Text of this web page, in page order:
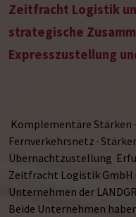
Zeitfracht Logistik
strategische
Expresszustellung
Komplementäre Stärken
Fernverkehrsnetz ·
Übernachtzustellung
Zeitfracht Logistik GmbH
Unternehmen der
Beide Unternehmen